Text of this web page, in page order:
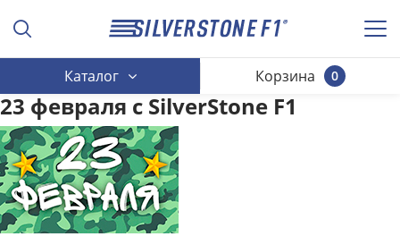
Каталог 0
Корзина
23 февраля с SilverStone F1